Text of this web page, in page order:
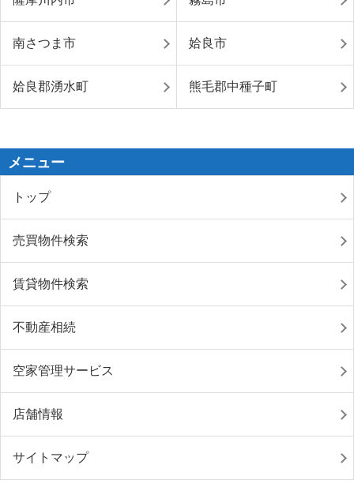
南さつま市 姶良市
姶良郡湧水町 熊毛郡中種子町
メニュー
トップ
売買物件検索
賃貸物件検索
不動産相続
空家管理サービス
店舗情報
サイトマップ